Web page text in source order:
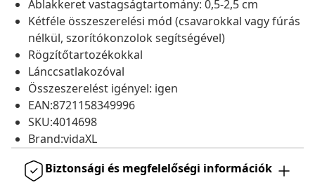
Ablakkeret vastagságtartomány: 0,5-2,5 cm
Kétféle összeszerelési mód (csavarokkal vagy fúrás
nélkül, szorítókonzolok segítségével)
Rögzítőtartozékokkal
Lánccsatlakozóval
Összeszerelést igényel: igen
EAN:8721158349996
SKU:4014698
Brand:vidaXL
Biztonsági és megfelelőségi információk